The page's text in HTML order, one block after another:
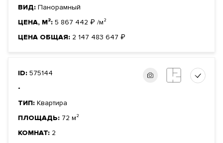
ВИД: Панорамный
ЦЕНА, М²: 5 867 442 ₽ /м²
ЦЕНА ОБЩАЯ: 2 147 483 647 ₽
ID: 575144
-
ТИП: Квартира
ПЛОЩАДЬ: 72 м²
КОМНАТ: 2